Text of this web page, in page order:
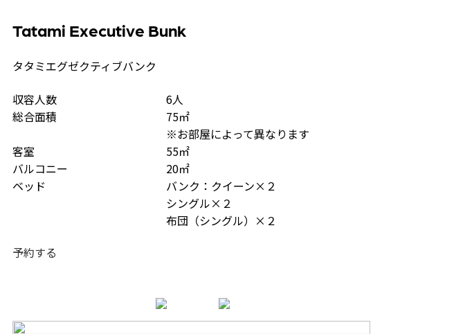
Tatami Executive Bunk
タタミエグゼクティブバンク
収容人数
総合面積
客室
バルコニー
ベッド
6人
75㎡
※お部屋によって異なります
55㎡
20㎡
バンク：クイーン×２
シングル×２
布団（シングル）×２
予約する